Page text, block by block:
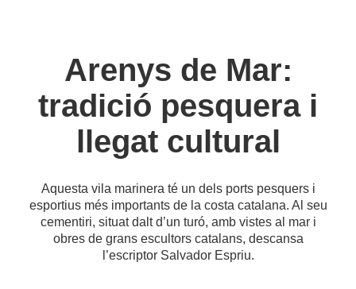
Arenys de Mar:
tradició pesquera i
llegat cultural
Aquesta vila marinera té un dels ports pesquers i
esportius més importants de la costa catalana. Al seu
cementiri, situat dalt d’un turó, amb vistes al mar i
obres de grans escultors catalans, descansa
l’escriptor Salvador Espriu.